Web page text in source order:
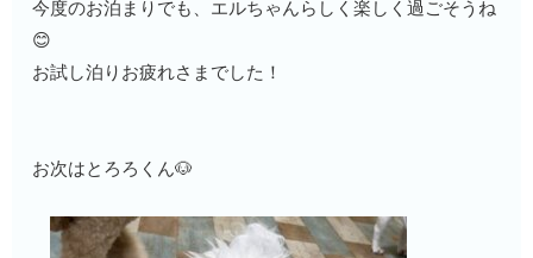
今度のお泊まりでも、エルちゃんらしく楽しく過ごそうね
😊
お試し泊りお疲れさまでした！
お次はとろろくん🐶